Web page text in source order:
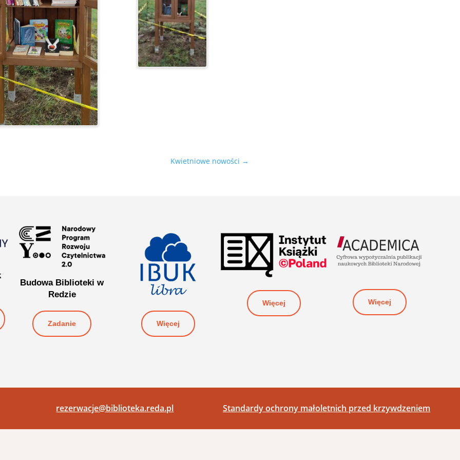
Kwietniowe nowości →
Budowa Biblioteki w
Redzie
Zadanie Więcej
Więcej Więcej
rezerwacje@biblioteka.reda.pl Standardy ochrony małoletnich przed krzywdzeniem